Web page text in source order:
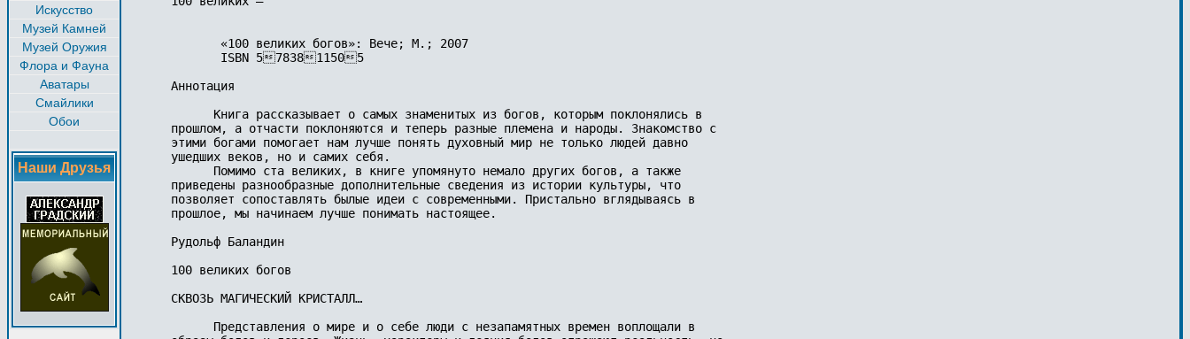
Искусство
Музей Камней
Музей Оружия
Флора и Фауна
Аватары
Смайлики
Обои
Наши Друзья